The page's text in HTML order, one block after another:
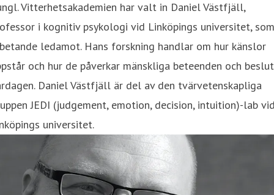
Vitterhetsakademien har valt in Daniel Västfjäll,
i kognitiv psykologi vid Linköpings universitet, som
ledamot. Hans forskning handlar om hur känslor
och hur de påverkar mänskliga beteenden och
Daniel Västfjäll är del av den tvärvetenskapliga
JEDI (judgement, emotion, decision, intuition)-lab
universitet.